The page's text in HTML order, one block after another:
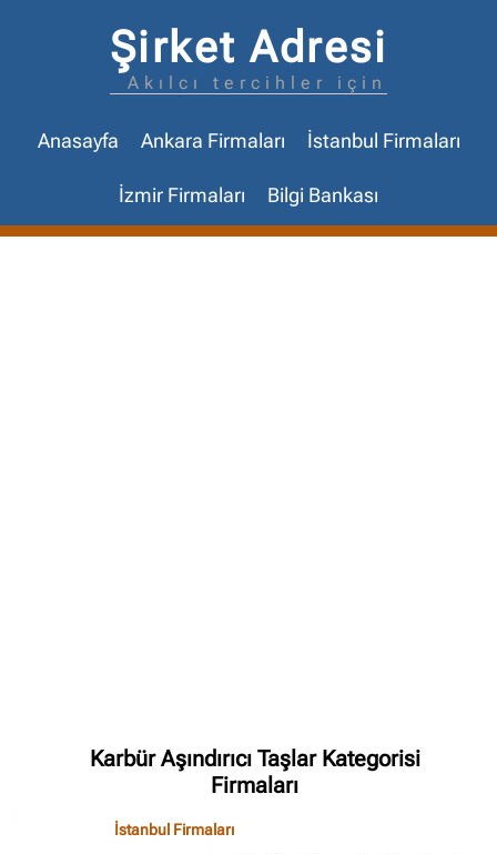
Şirket Adresi
Akılcı tercihler için
Anasayfa Ankara Firmaları İstanbul Firmaları
İzmir Firmaları Bilgi Bankası
Karbür Aşındırıcı Taşlar Kategorisi
Firmaları
İstanbul Firmaları
İstanbul Firmaları(388)